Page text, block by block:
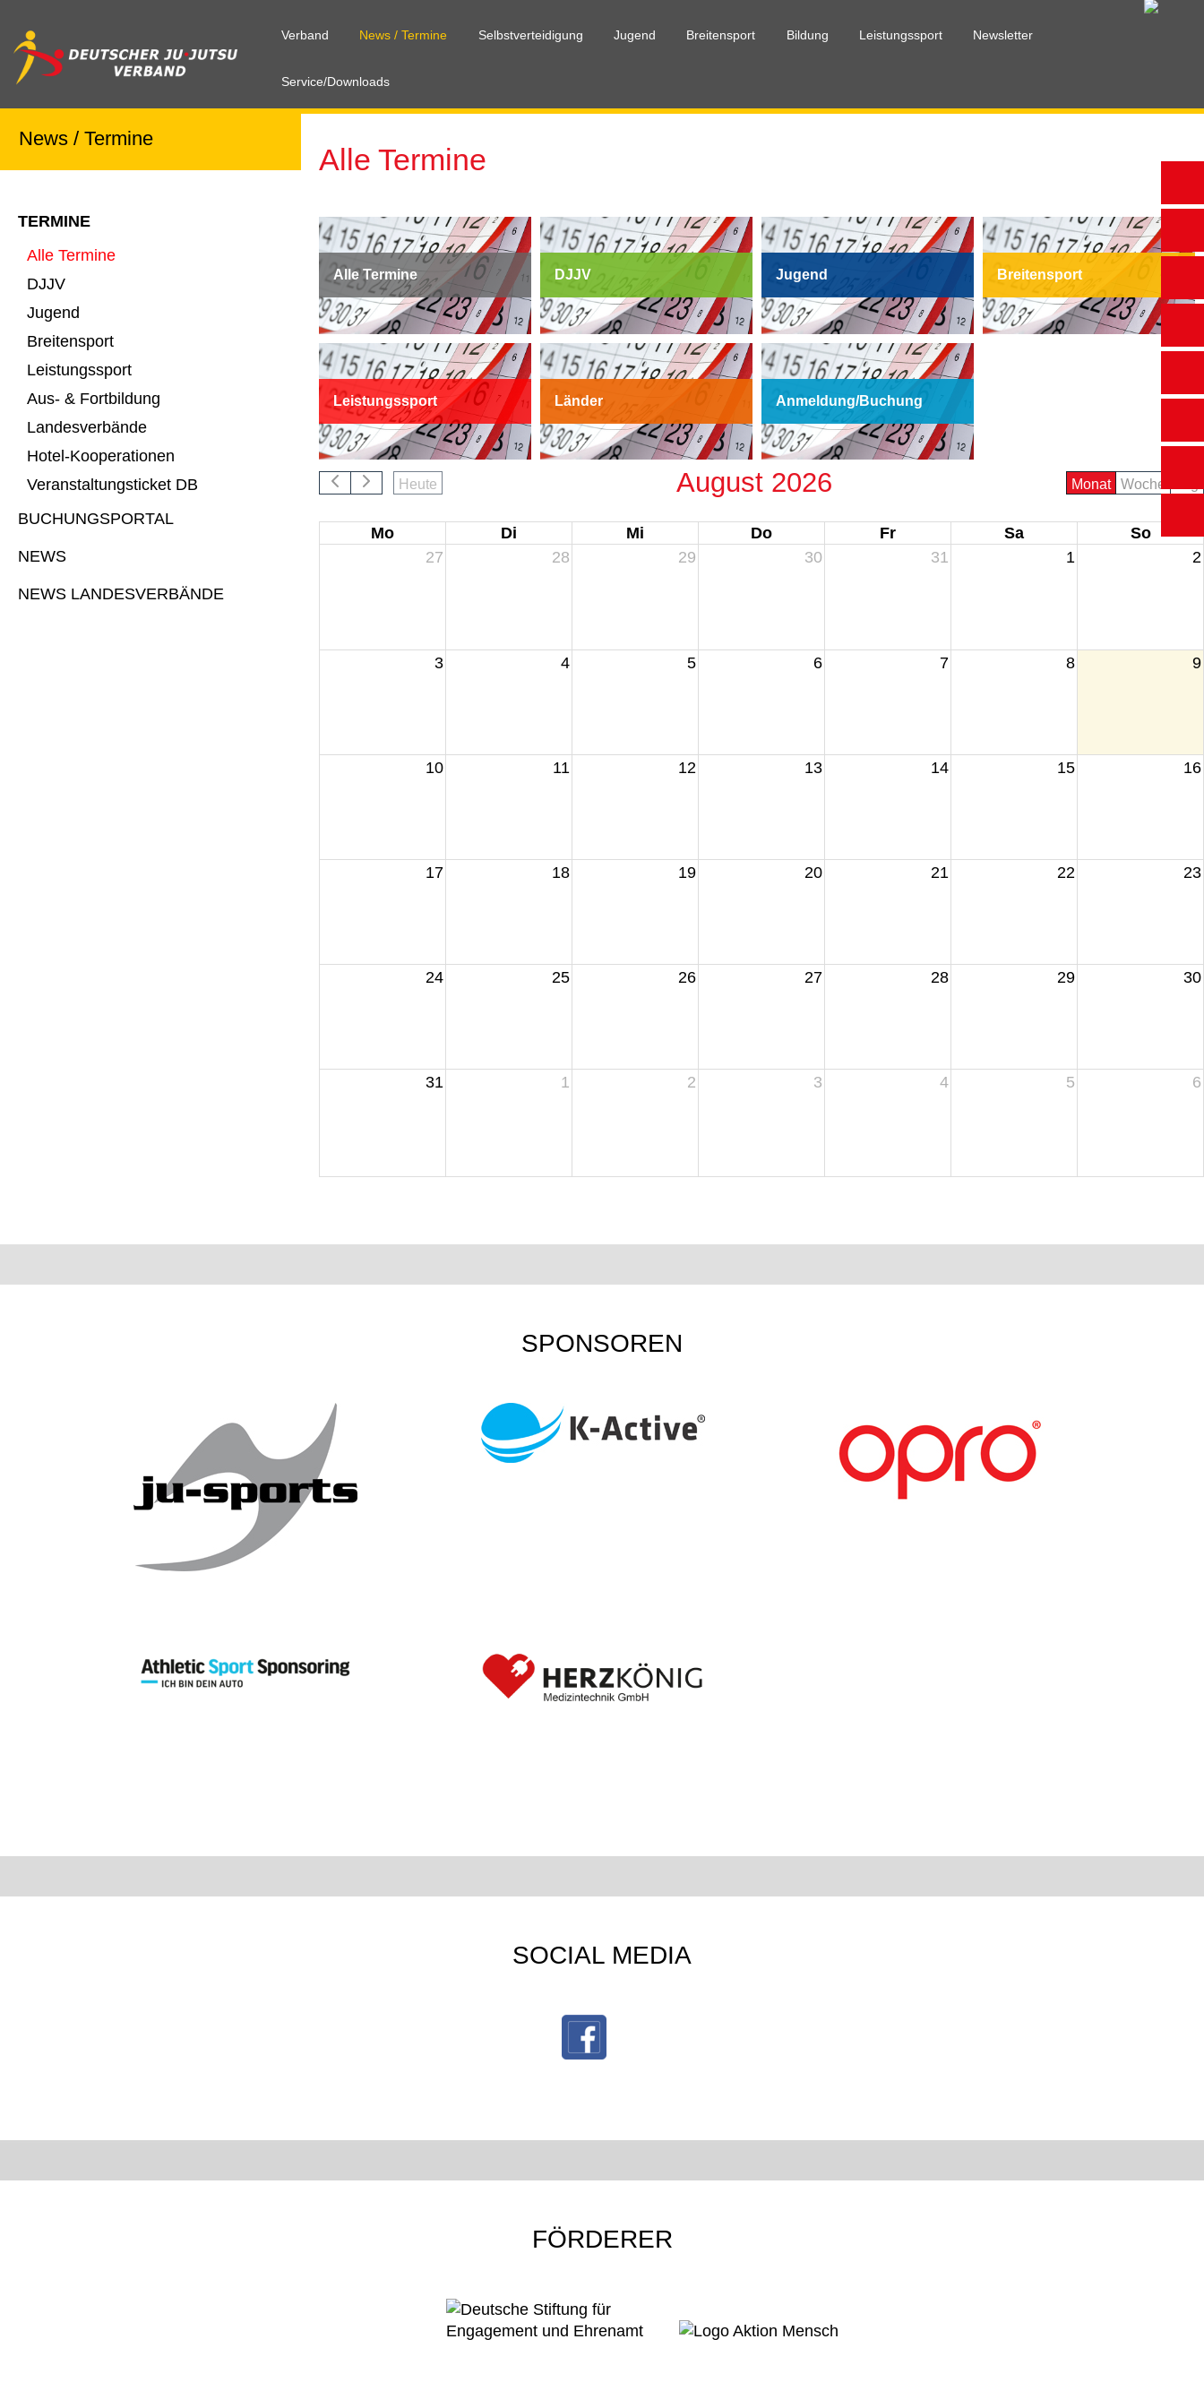
Verband News / Termine Selbstverteidigung Jugend Breitensport Bildung Leistungssport Newsletter
Service/Downloads
News / Termine
TERMINE
Alle Termine
DJJV
Jugend
Breitensport
Leistungssport
Aus- & Fortbildung
Landesverbände
Hotel-Kooperationen
Veranstaltungsticket DB
BUCHUNGSPORTAL
NEWS
NEWS LANDESVERBÄNDE
Alle Termine
Alle Termine
Leistungssport
DJJV
Länder
Jugend
Anmeldung/Buchung
Breitensport
Heute August 2026 Monat Woche
Mo Di Mi Do Fr Sa
So
27
28 29 30 31 1 2
3 4 5 6 7 8 9
10 11 12 13 14 15 16
17 18 19 20 21 22 23
24 25 26 27 28 29 30
31 1 2 3 4 5 6
SPONSOREN
SOCIAL MEDIA
FÖRDERER